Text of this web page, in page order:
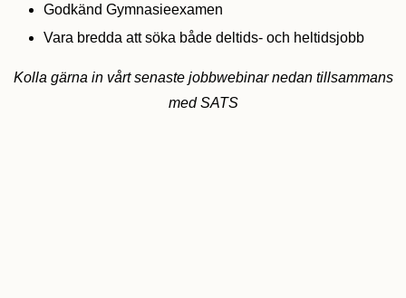
Godkänd Gymnasieexamen
Vara bredda att söka både deltids- och heltidsjobb
Kolla gärna in vårt senaste jobbwebinar nedan tillsammans
med SATS